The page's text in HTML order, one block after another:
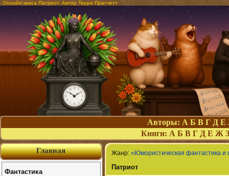
Онлайн книга Патриот. Автор Терри Пратчетт
Авторы: А Б В Г Д Е
Книги: А Б В Г Д Е Ж З
Жанр: «Юмористическая фантастика и
Патриот
Главная
Фантастика